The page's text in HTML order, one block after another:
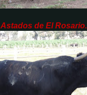
Astados de El Rosario.